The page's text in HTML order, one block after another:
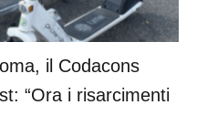
il Codacons
“Ora i risarcimenti